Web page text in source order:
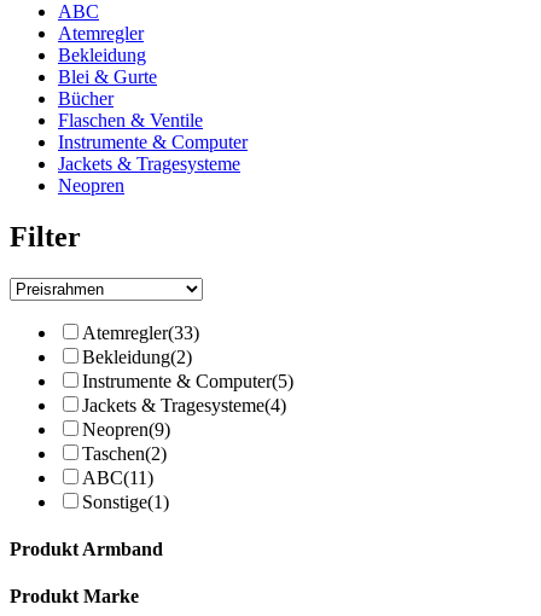
ABC
Atemregler
Bekleidung
Blei & Gurte
Bücher
Flaschen & Ventile
Instrumente & Computer
Jackets & Tragesysteme
Neopren
Filter
Atemregler(33)
Bekleidung(2)
Instrumente & Computer(5)
Jackets & Tragesysteme(4)
Neopren(9)
Taschen(2)
ABC(11)
Sonstige(1)
Produkt Armband
Produkt Marke